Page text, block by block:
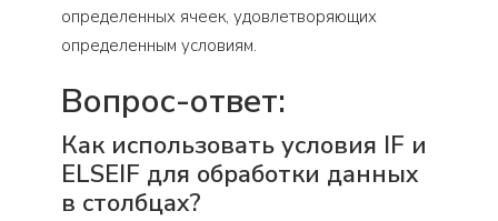
определенных ячеек, удовлетворяющих
определенным условиям.
Вопрос-ответ:
Как использовать условия IF и
ELSEIF для обработки данных
в столбцах?